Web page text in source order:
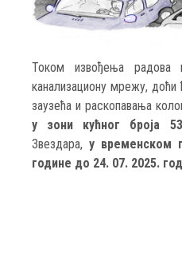
Током извођења радова
канализациону мрежу, доћи
заузећа и раскопавања
у зони кућног броја 53
Звездара, у временском
године до 24. 07. 2025.